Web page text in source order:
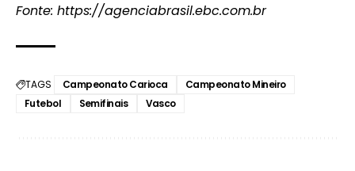
Fonte: https://agenciabrasil.ebc.com.br
TAGS Campeonato Carioca
Campeonato Mineiro
Futebol
Semifinais Vasco